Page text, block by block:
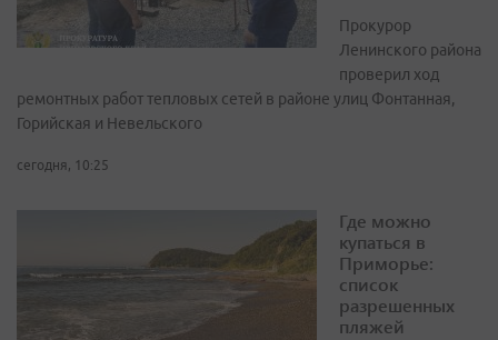
Прокурор
Ленинского района
проверил ход
ремонтных работ тепловых сетей в районе улиц Фонтанная,
Горийская и Невельского
сегодня, 10:25
Где можно
купаться в
Приморье:
список
разрешенных
пляжей